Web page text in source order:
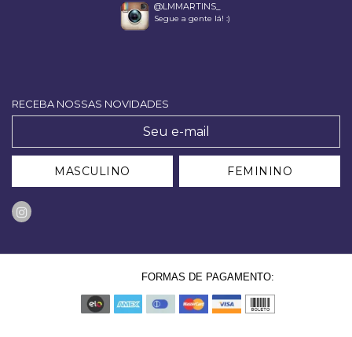
@LMMARTINS_
Segue a gente lá! :)
RECEBA NOSSAS NOVIDADES
MASCULINO FEMININO
FORMAS DE PAGAMENTO: